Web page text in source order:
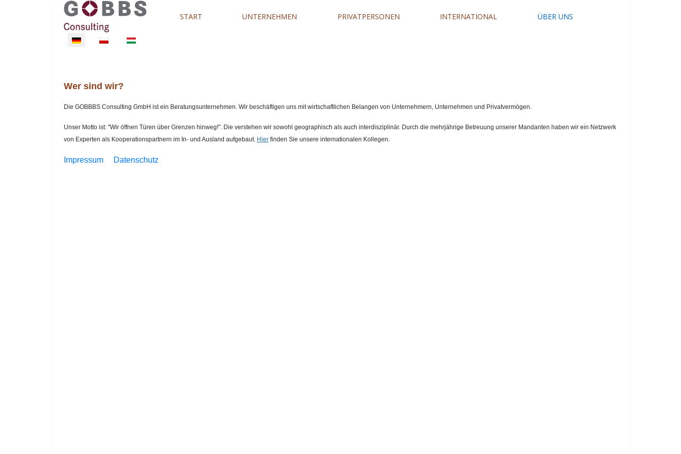
START UNTERNEHMEN PRIVATPERSONEN INTERNATIONAL ÜBER UNS
Sprache auswählen
Wer sind wir?
Die GOBBBS Consulting GmbH ist ein Beratungsunternehmen. Wir beschäftigen uns mit wirtschaftlichen Belangen von Unternehmern, Unternehmen und Privatvermögen.
Unser Motto ist: "Wir öffnen Türen über Grenzen hinweg!". Die verstehen wir sowohl geographisch als auch interdisziplinär. Durch die mehrjährige Betreuung unserer Mandanten haben wir ein Netzwerk
von Experten als Kooperationspartnern im In- und Ausland aufgebaut. Hier finden Sie unsere internationalen Kollegen.
Impressum Datenschutz